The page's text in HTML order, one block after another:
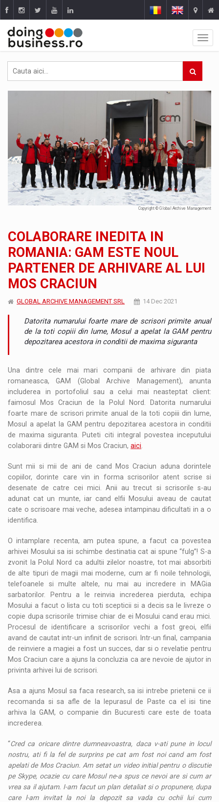
Copyright © Global Archive Management
COLABORARE INEDITA IN
ROMANIA: GAM ESTE NOUL
PARTENER DE ARHIVARE AL LUI
MOS CRACIUN
GLOBAL ARCHIVE MANAGEMENT SRL 14 Dec 2021
Datorita numarului foarte mare de scrisori primite anual
de la toti copiii din lume, Mosul a apelat la GAM pentru
depozitarea acestora in conditii de maxima siguranta
Una dintre cele mai mari companii de arhivare din piata
romaneasca, GAM (Global Archive Management), anunta
includerea in portofoliul sau a celui mai neasteptat client:
faimosul Mos Craciun de la Polul Nord. Datorita numarului
foarte mare de scrisori primite anual de la toti copiii din lume,
Mosul a apelat la GAM pentru depozitarea acestora in conditii
de maxima siguranta. Puteti citi integral povestea inceputului
colaborarii dintre GAM si Mos Craciun,aici
Sunt mii si mii de ani de cand Mos Craciun aduna dorintele
copiilor, dorinte care vin in forma scrisorilor atent scrise si
desenate de catre cei mici. Anii au trecut si scrisorile s-au
adunat cat un munte, iar cand elfii Mosului aveau de cautat
cate o scrisoare mai veche, adesea intampinau dificultati in a o
identifica.
O intamplare recenta, am putea spune, a facut ca povestea
arhivei Mosului sa isi schimbe destinatia cat ai spune “fulg”! S-a
zvonit la Polul Nord ca adultii zilelor noastre, tot mai absorbiti
de alte tipuri de magii mai moderne, cum ar fi noile tehnologii,
telefoanele si multe altele, nu mai au incredere in MAGia
sarbatorilor. Pentru a le reinvia increderea pierduta, echipa
Mosului a facut o lista cu toti scepticii si a decis sa le livreze o
copie dupa scrisorile trimise chiar de ei Mosului cand erau mici.
Procesul de identificare a scrisorilor vechi a fost greoi, elfii
avand de cautat intr-un infinit de scrisori. Intr-un final, campania
de reinviere a magiei a fost un succes, dar si o revelatie pentru
Mos Craciun care a ajuns la concluzia ca are nevoie de ajutor in
privinta arhivei lui de scrisori.
Asa a ajuns Mosul sa faca research, sa isi intrebe prietenii ce ii
recomanda si sa afle de la Iepurasul de Paste ca el isi tine
arhiva la GAM, o companie din Bucuresti care este de toata
increderea.
“Cred ca oricare dintre dumneavoastra, daca v-ati pune in locul
nostru, ati fi la fel de surprins pe cat am fost noi cand am fost
apelati de Mos Craciun. Am setat un video initial pentru o discutie
pe Skype, ocazie cu care Mosul ne-a spus ce nevoi are si cum ar
vrea sa il ajutam. I-am facut un plan detaliat si o propunere, dupa
care l-am invitat la noi la depozit sa vada cu ochii lui cum